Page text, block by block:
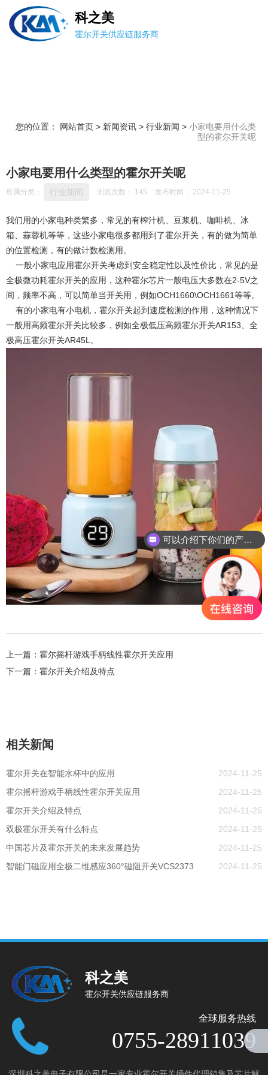
科之美
霍尔开关供应链服务商
您的位置： 网站首页 > 新闻资讯 > 行业新闻 > 小家电要用什么类
型的霍尔开关呢
小家电要用什么类型的霍尔开关呢
所属分类： 行业新闻 浏览次数： 145 发布时间： 2024-11-25
我们用的小家电种类繁多，常见的有榨汁机、豆浆机、咖啡机、冰
箱、蒜蓉机等等，这些小家电很多都用到了霍尔开关，有的做为简单
的位置检测，有的做计数检测用。
一般小家电应用霍尔开关考虑到安全稳定性以及性价比，常见的是
全极微功耗霍尔开关的应用，这种霍尔芯片一般电压大多数在2-5V之
间，频率不高，可以简单当开关用，例如OCH1660\OCH1661等等。
有的小家电有小电机，霍尔开关起到速度检测的作用，这种情况下
一般用高频霍尔开关比较多，例如全极低压高频霍尔开关AR153、全
极高压霍尔开关AR45L。
上一篇： 霍尔摇杆游戏手柄线性霍尔开关应用
下一篇： 霍尔开关介绍及特点
相关新闻
2024-11-25
霍尔开关在智能水杯中的应用
2024-11-25
霍尔摇杆游戏手柄线性霍尔开关应用
2024-11-25
霍尔开关介绍及特点
2024-11-25
双极霍尔开关有什么特点
2024-11-25
中国芯片及霍尔开关的未来发展趋势
2024-11-25
智能门磁应用全极二维感应360°磁阻开关VCS2373
科之美
霍尔开关供应链服务商
全球服务热线
0755-28911039
可以介绍下你们的产品么？